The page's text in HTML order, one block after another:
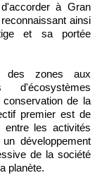
ainsi
et sa portée
des zones aux
d'écosystèmes
de la
premier est de
entre les activités
développement
de la société
planète.